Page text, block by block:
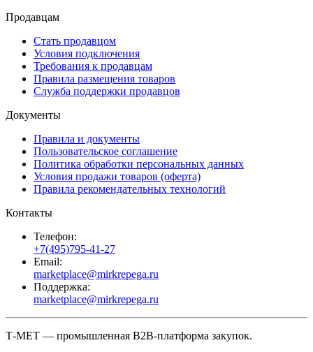
Продавцам
Стать продавцом
Условия подключения
Требования к продавцам
Правила размещения товаров
Служба поддержки продавцов
Документы
Правила и документы
Пользовательское соглашение
Политика обработки персональных данных
Условия продажи товаров (оферта)
Правила рекомендательных технологий
Контакты
Телефон:
+7(495)795-41-27
Email:
marketplace@mirkrepega.ru
Поддержка:
marketplace@mirkrepega.ru
Т-МЕТ — промышленная B2B-платформа закупок.